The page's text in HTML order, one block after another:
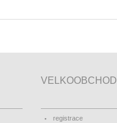
VELKOOBCHOD
registrace